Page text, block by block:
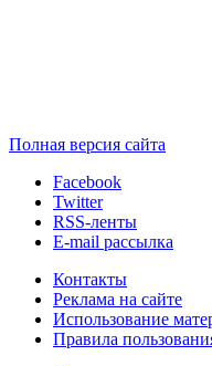
Полная версия сайта
Facebook
Twitter
RSS-ленты
E-mail рассылка
Контакты
Реклама на сайте
Использование
Правила